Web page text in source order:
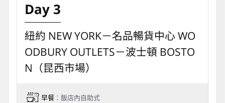
Day 3
紐約 NEW YORK－名品暢貨中心 WO
ODBURY OUTLETS－波士頓 BOSTO
N（昆西市場）
早餐：飯店內自助式